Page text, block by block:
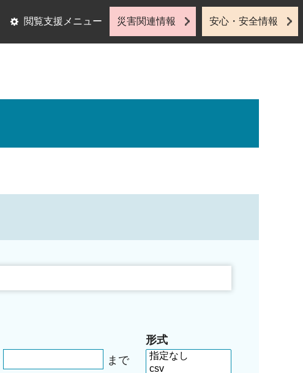
閲覧支援メニュー 災害関連情報 安心・安全情報
まで
形式